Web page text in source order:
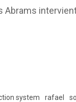
intervient
system rafael